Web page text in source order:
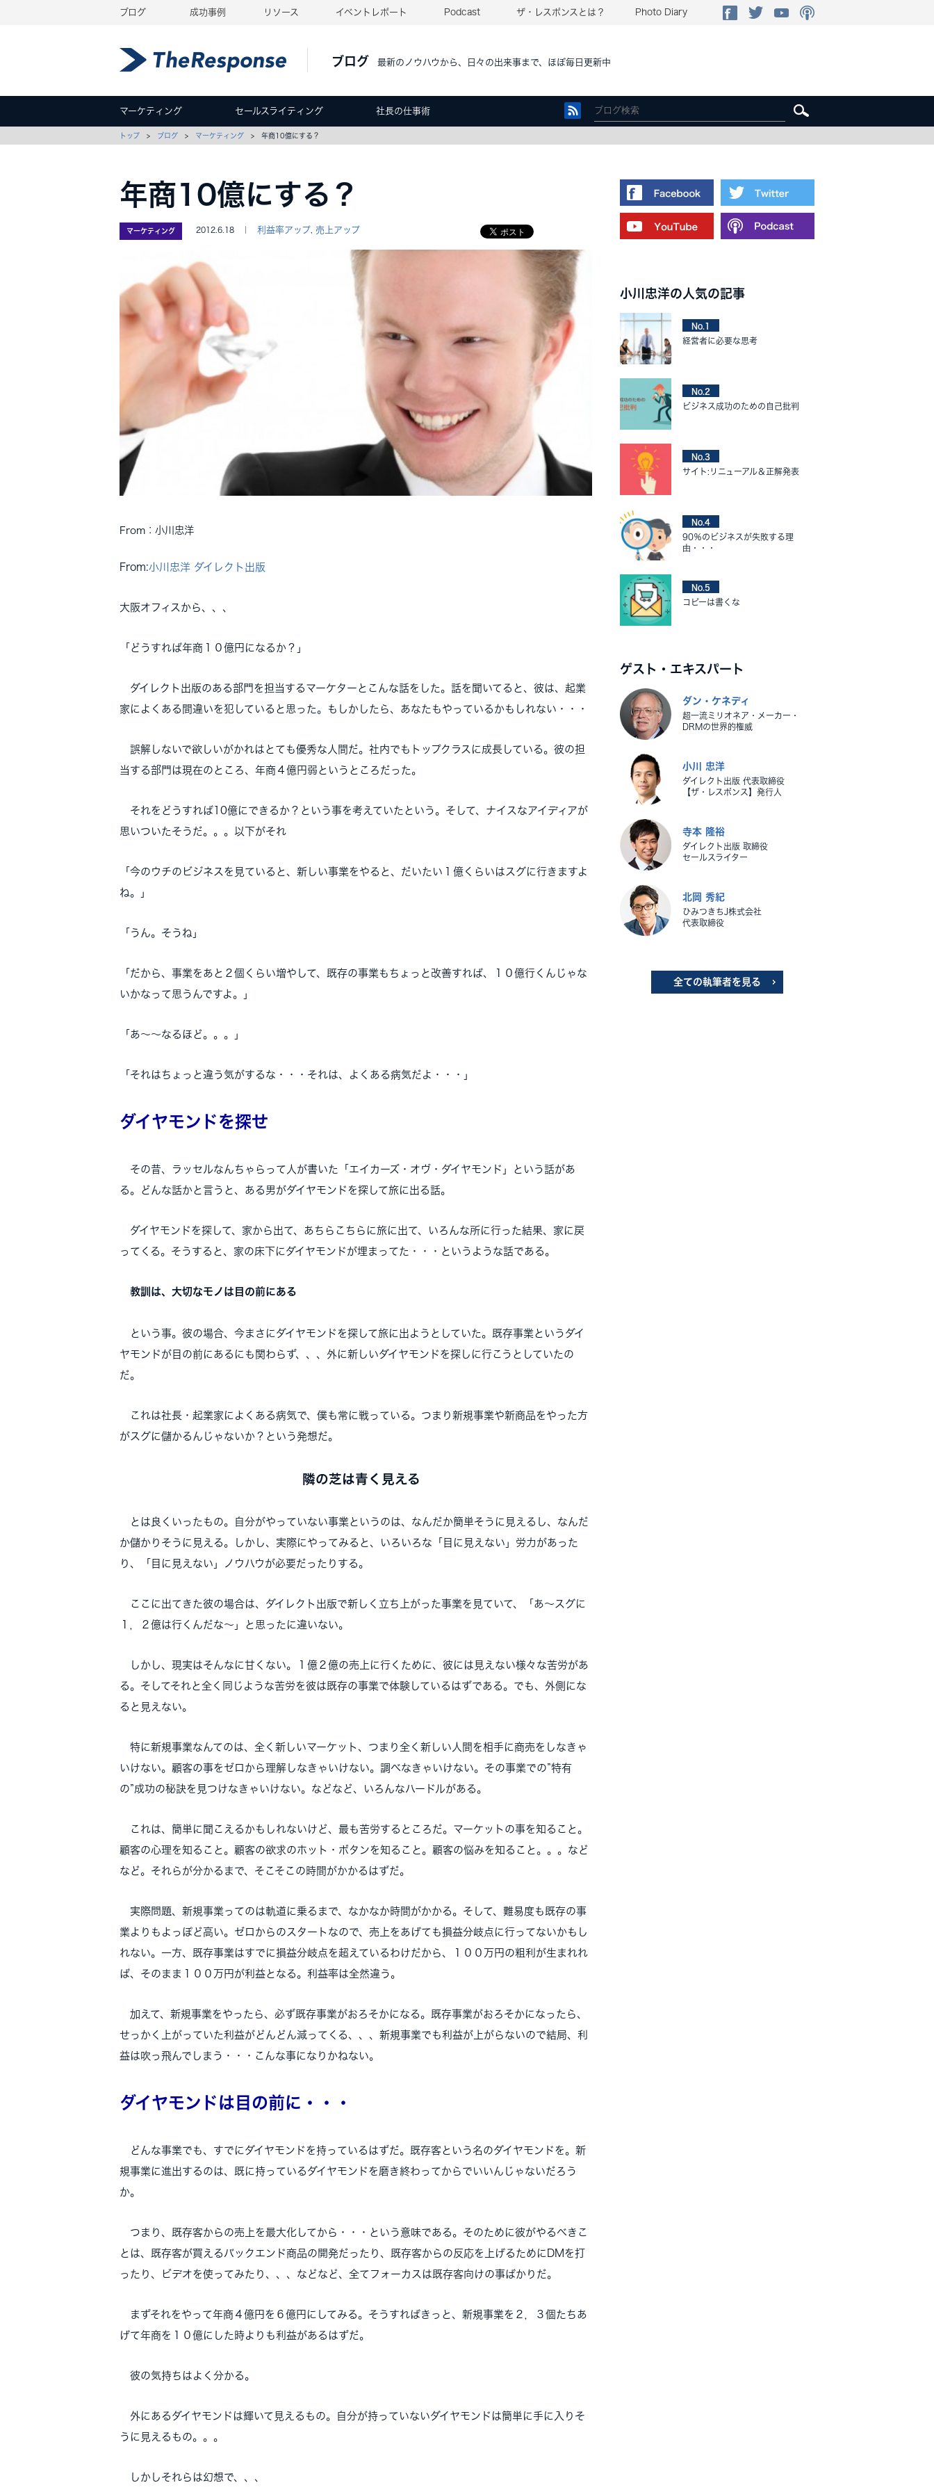
ブログ 成功事例 リソース イベントレポート Podcast ザ・レスポンスとは？ Photo Diary
ブログ 最新のノウハウから、日々の出来事まで、ほぼ毎日更新中
マーケティング セールスライティング 社長の仕事術
トップ > ブログ > マーケティング > 年商10億にする？
年商10億にする？
マーケティング 2012.6.18 ｜ 利益率アップ 売上アップ
From：小川忠洋
From:小川忠洋 ダイレクト出版
大阪オフィスから、、、
「どうすれば年商１０億円になるか？」
ダイレクト出版のある部門を担当するマーケターとこんな話をした。話を聞いてると、彼は、起業
家によくある間違いを犯していると思った。もしかしたら、あなたもやっているかもしれない・・・
誤解しないで欲しいがかれはとても優秀な人間だ。社内でもトップクラスに成長している。彼の担
当する部門は現在のところ、年商４億円弱というところだった。
それをどうすれば10億にできるか？という事を考えていたという。そして、ナイスなアイディアが
思いついたそうだ。。。以下がそれ
「今のウチのビジネスを見ていると、新しい事業をやると、だいたい１億くらいはスグに行きますよ
ね。」
「うん。そうね」
「だから、事業をあと２個くらい増やして、既存の事業もちょっと改善すれば、１０億行くんじゃな
いかなって思うんですよ。」
「あ～～なるほど。。。」
「それはちょっと違う気がするな・・・それは、よくある病気だよ・・・」
ダイヤモンドを探せ
その昔、ラッセルなんちゃらって人が書いた「エイカーズ・オヴ・ダイヤモンド」という話があ
る。どんな話かと言うと、ある男がダイヤモンドを探して旅に出る話。
ダイヤモンドを探して、家から出て、あちらこちらに旅に出て、いろんな所に行った結果、家に戻
ってくる。そうすると、家の床下にダイヤモンドが埋まってた・・・というような話である。
教訓は、大切なモノは目の前にある
という事。彼の場合、今まさにダイヤモンドを探して旅に出ようとしていた。既存事業というダイ
ヤモンドが目の前にあるにも関わらず、、、外に新しいダイヤモンドを探しに行こうとしていたの
だ。
これは社長・起業家によくある病気で、僕も常に戦っている。つまり新規事業や新商品をやった方
がスグに儲かるんじゃないか？という発想だ。
隣の芝は青く見える
とは良くいったもの。自分がやっていない事業というのは、なんだか簡単そうに見えるし、なんだ
か儲かりそうに見える。しかし、実際にやってみると、いろいろな「目に見えない」労力があった
り、「目に見えない」ノウハウが必要だったりする。
ここに出てきた彼の場合は、ダイレクト出版で新しく立ち上がった事業を見ていて、「あ～スグに
１，２億は行くんだな～」と思ったに違いない。
しかし、現実はそんなに甘くない。１億２億の売上に行くために、彼には見えない様々な苦労があ
る。そしてそれと全く同じような苦労を彼は既存の事業で体験しているはずである。でも、外側にな
ると見えない。
特に新規事業なんてのは、全く新しいマーケット、つまり全く新しい人間を相手に商売をしなきゃ
いけない。顧客の事をゼロから理解しなきゃいけない。調べなきゃいけない。その事業での”特有
の”成功の秘訣を見つけなきゃいけない。などなど、いろんなハードルがある。
これは、簡単に聞こえるかもしれないけど、最も苦労するところだ。マーケットの事を知ること。
顧客の心理を知ること。顧客の欲求のホット・ボタンを知ること。顧客の悩みを知ること。。。など
など。それらが分かるまで、そこそこの時間がかかるはずだ。
実際問題、新規事業ってのは軌道に乗るまで、なかなか時間がかかる。そして、難易度も既存の事
業よりもよっぽど高い。ゼロからのスタートなので、売上をあげても損益分岐点に行ってないかもし
れない。一方、既存事業はすでに損益分岐点を超えているわけだから、１００万円の粗利が生まれれ
ば、そのまま１００万円が利益となる。利益率は全然違う。
加えて、新規事業をやったら、必ず既存事業がおろそかになる。既存事業がおろそかになったら、
せっかく上がっていた利益がどんどん減ってくる、、、新規事業でも利益が上がらないので結局、利
益は吹っ飛んでしまう・・・こんな事になりかねない。
ダイヤモンドは目の前に・・・
どんな事業でも、すでにダイヤモンドを持っているはずだ。既存客という名のダイヤモンドを。新
規事業に進出するのは、既に持っているダイヤモンドを磨き終わってからでいいんじゃないだろう
か。
つまり、既存客からの売上を最大化してから・・・という意味である。そのために彼がやるべきこ
とは、既存客が買えるバックエンド商品の開発だったり、既存客からの反応を上げるためにDMを打
ったり、ビデオを使ってみたり、、、などなど、全てフォーカスは既存客向けの事ばかりだ。
まずそれをやって年商４億円を６億円にしてみる。そうすればきっと、新規事業を２，３個たちあ
げて年商を１０億にした時よりも利益があるはずだ。
彼の気持ちはよく分かる。
外にあるダイヤモンドは輝いて見えるもの。自分が持っていないダイヤモンドは簡単に手に入りそ
うに見えるもの。。。
しかしそれらは幻想で、、、
小川忠洋の人気の記事
No.1
経営者に必要な思考
No.2
ビジネス成功のための自己批判
No.3
サイト:リニューアル＆正解発表
No.4
90％のビジネスが失敗する理
由・・・
No.5
コピーは書くな
ゲスト・エキスパート
ダン・ケネディ
超一流ミリオネア・メーカー・
DRMの世界的権威
小川 忠洋
ダイレクト出版 代表取締役
【ザ・レスポンス】発行人
寺本 隆裕
ダイレクト出版 取締役
セールスライター
北岡 秀紀
ひみつきちJ株式会社
代表取締役
全ての執筆者を見る